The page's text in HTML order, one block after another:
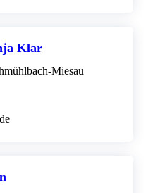
Klar
Miesau